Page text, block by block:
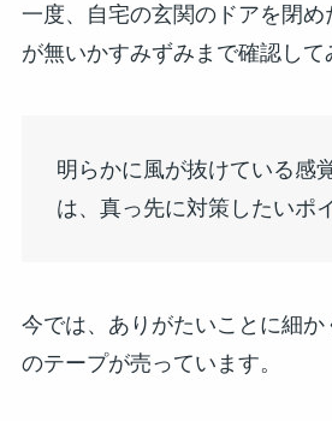
一度、自宅の玄関のドアを閉
が無いかすみずみまで確認して
明らかに風が抜けている感
は、真っ先に対策したいポ
今では、ありがたいことに細か
のテープが売っています。